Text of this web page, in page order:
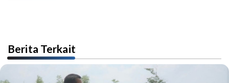
Berita Terkait